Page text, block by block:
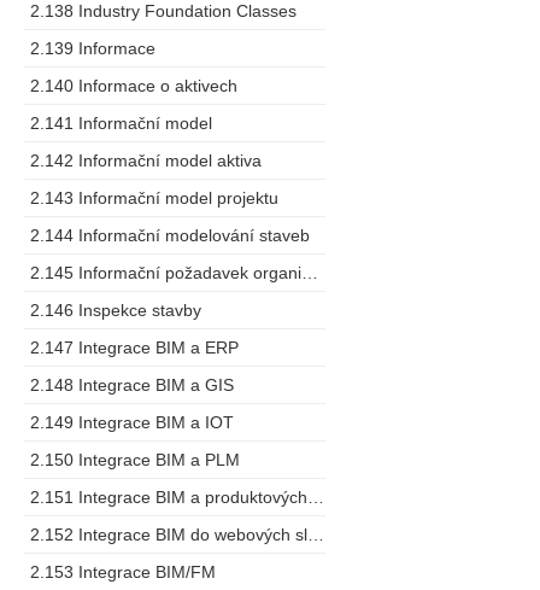
2.138 Industry Foundation Classes
2.139 Informace
2.140 Informace o aktivech
2.141 Informační model
2.142 Informační model aktiva
2.143 Informační model projektu
2.144 Informační modelování staveb
2.146 Inspekce stavby
2.147 Integrace BIM a ERP
2.148 Integrace BIM a GIS
2.149 Integrace BIM a IOT
2.150 Integrace BIM a PLM
2.153 Integrace BIM/FM